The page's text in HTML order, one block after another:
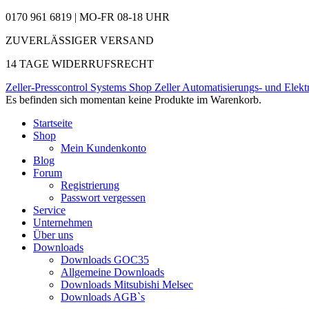
0170 961 6819 | MO-FR 08-18 UHR
ZUVERLÄSSIGER VERSAND
14 TAGE WIDERRUFSRECHT
Zeller-Presscontrol Systems Shop Zeller Automatisierungs- und
Es befinden sich momentan keine Produkte im Warenkorb.
Startseite
Shop
Mein Kundenkonto
Blog
Forum
Registrierung
Passwort vergessen
Service
Unternehmen
Über uns
Downloads
Downloads GOC35
Allgemeine Downloads
Downloads Mitsubishi Melsec
Downloads AGB`s